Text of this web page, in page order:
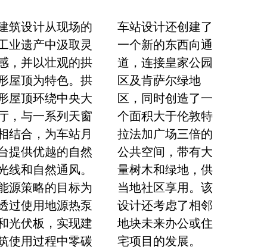
筑设计从现场的
业遗产中汲取灵
，并以壮观的拱
屋顶为特色。拱
屋顶环绕中央大
，与一系列天窗
结合，为车站月
提供优越的自然
线和自然通风。
源策略的目标为
过使用地源热泵
光伏板，实现建
使用过程中零碳
车站设计还创建了
一个新的东西向通
道，连接皇家公园
区及肯萨尔绿地
区，同时创造了一
个面积大于伦敦特
拉法加广场三倍的
公共空间，带有大
量树木和绿地，供
当地社区享用。该
设计还考虑了相邻
地块未来办公或住
宅项目的发展。